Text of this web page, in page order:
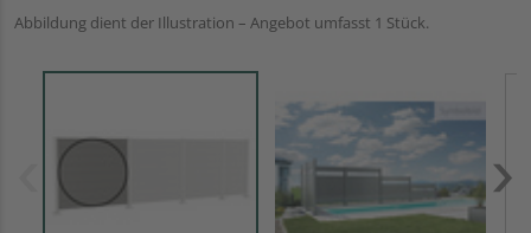
Abbildung dient der Illustration – Angebot umfasst 1 Stück.